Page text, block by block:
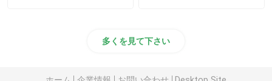
多くを見て下さい